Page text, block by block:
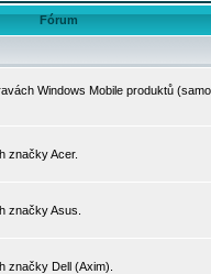
Fórum
Windows Mobile produktů
značky Acer.
značky Asus.
značky Dell (Axim).